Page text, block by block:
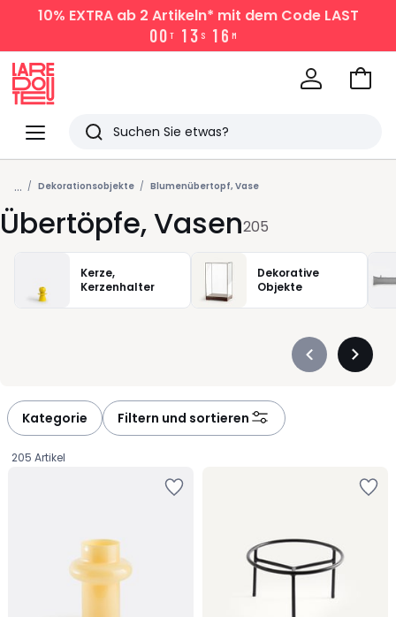
10% EXTRAab 2 Artikeln* mit dem Code LAST
00 T 1 3 S 1 6 M
Menü
Redoute
Suchen
Zuletzt
angesehen
Artikel
Zum
... Dekorationsobjekte Blumenübertopf, Vase
Übertöpfe, Vasen205
Kerze,
Kerzenhalter
Dekorative
Objekte
Précédent
Kategorie Filtern und sortieren
205 Artikel